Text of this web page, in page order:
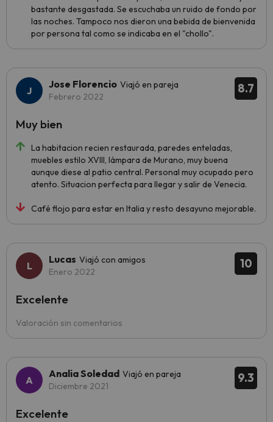
bastante desgastada. Se escuchaba un ruido de fondo por
las noches. Tampoco nos dieron una bebida de bienvenida
por persona tal como se indicaba en el "chollo".
8.7
Jose Florencio Viajó en pareja
Febrero 2022
La habitacion recien restaurada, paredes enteladas,
muebles estilo XVIII, lámpara de Murano, muy buena
aunque diese al patio central. Personal muy ocupado pero
atento. Situacion perfecta para llegar y salir de Venecia.
Café flojo para estar en Italia y resto desayuno mejorable.
Muy bien
10
Lucas Viajó con amigos
Enero 2022
Valoración sin comentarios
Excelente
9.3
Analia Soledad Viajó en pareja
Diciembre 2021
Excelente